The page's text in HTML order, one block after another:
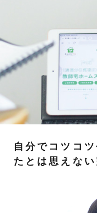
自分でコツコ
たとは思えない